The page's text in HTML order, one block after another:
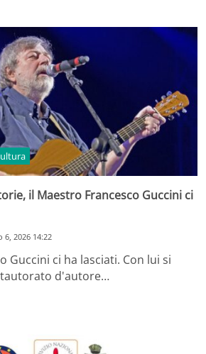
il Maestro Francesco Guccini ci
6, 2026 14:22
Guccini ci ha lasciati. Con lui si
d'autore…